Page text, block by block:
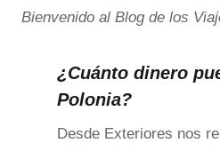
Bienvenido al Blog de los
¿Cuánto dinero
Polonia?
Desde Exteriores nos